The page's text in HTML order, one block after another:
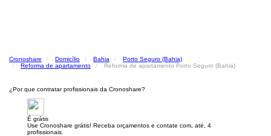
Cronoshare Domicílio Bahia
Porto Seguro (Bahia)
Reforma de apartamento
Reforma de apartamento Porto Seguro (Bahia)
¿Por que contratar profissionais da Cronoshare?
É grátis
Use Cronoshare grátis! Receba orçamentos e contate com, até, 4
profissionais.